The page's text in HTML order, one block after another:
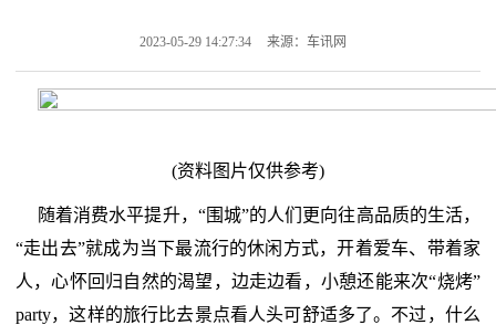
2023-05-29 14:27:34 来源：车讯网
(资料图片仅供参考)
随着消费水平提升，“围城”的人们更向往高品质的生活，
“走出去”就成为当下最流行的休闲方式，开着爱车、带着家
人，心怀回归自然的渴望，边走边看，小憩还能来次“烧烤”
party，这样的旅行比去景点看人头可舒适多了。不过，什么